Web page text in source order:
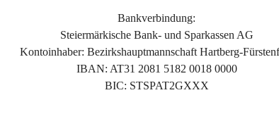
Bankverbindung:
Steiermärkische Bank- und Sparkassen AG
Kontoinhaber: Bezirkshauptmannschaft Hartberg-
IBAN: AT31 2081 5182 0018 0000
BIC: STSPAT2GXXX